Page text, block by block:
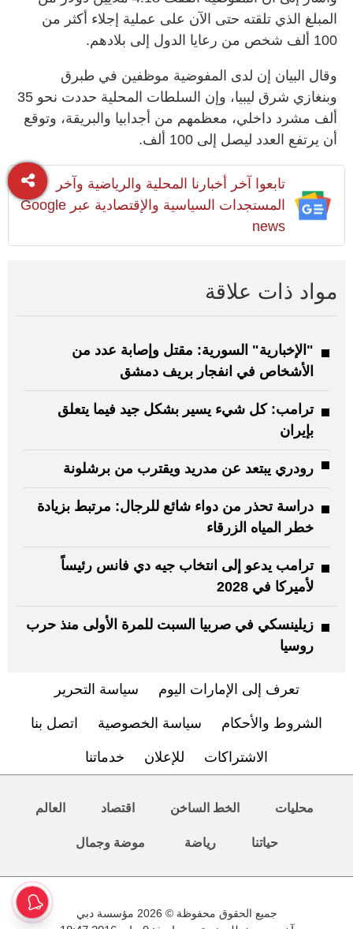
المبلغ الذي تلقته حتى الآن على عملية إجلاء أكثر من
100 ألف شخص من رعايا الدول إلى بلادهم.
وقال البيان إن لدى المفوضية موظفين في طبرق
وبنغازي شرق ليبيا، وإن السلطات المحلية حددت نحو 35
ألف مشرد داخلي، معظمهم من أجدابيا والبريقة، وتوقع
أن يرتفع العدد ليصل إلى 100 ألف.
تابعوا آخر أخبارنا المحلية والرياضية وآخر
المستجدات السياسية والإقتصادية عبر Google
news
مواد ذات علاقة
"الإخبارية" السورية: مقتل وإصابة عدد من
الأشخاص في انفجار بريف دمشق
ترامب: كل شيء يسير بشكل جيد فيما يتعلق
بإيران
رودري يبتعد عن مدريد ويقترب من برشلونة
دراسة تحذر من دواء شائع للرجال: مرتبط بزيادة
خطر المياه الزرقاء
ترامب يدعو إلى انتخاب جيه دي فانس رئيساً
لأميركا في 2028
زيلينسكي في صربيا السبت للمرة الأولى منذ حرب
روسيا
تعرف إلى الإمارات اليوم سياسة التحرير
الشروط والأحكام سياسة الخصوصية اتصل بنا
الاشتراكات للإعلان خدماتنا
محليات الخط الساخن اقتصاد العالم
حياتنا رياضة موضة وجمال
جميع الحقوق محفوظة © 2026 مؤسسة دبي